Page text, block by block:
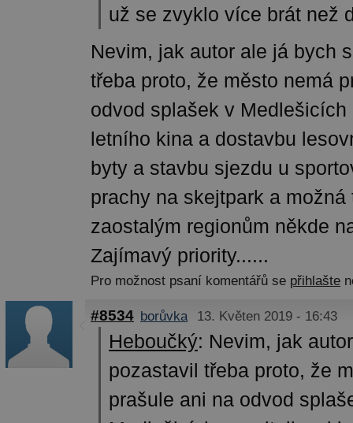
už se zvyklo více brát než
Nevim, jak autor ale já bych
třeba proto, že město nemá
odvod splašek v
letního kina a dostavbu
byty a stavbu sjezdu u
prachy na skejtpark a možná
zaostalým regionům někde
Zajímavý priority......
Pro možnost psaní komentářů se přihlašte
#8534 borůvka 13. Květen 2019 - 16:43
Heboučký: Nevim, jak
pozastavil třeba proto, že
prašule ani na odvod